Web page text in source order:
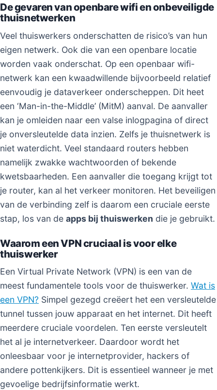
De gevaren van openbare wifi en onbeveiligde
thuisnetwerken
Veel thuiswerkers onderschatten de risico’s van hun
eigen netwerk. Ook die van een openbare locatie
worden vaak onderschat. Op een openbaar wifi-
netwerk kan een kwaadwillende bijvoorbeeld relatief
eenvoudig je dataverkeer onderscheppen. Dit heet
een ‘Man-in-the-Middle’ (MitM) aanval. De aanvaller
kan je omleiden naar een valse inlogpagina of direct
je onversleutelde data inzien. Zelfs je thuisnetwerk is
niet waterdicht. Veel standaard routers hebben
namelijk zwakke wachtwoorden of bekende
kwetsbaarheden. Een aanvaller die toegang krijgt tot
je router, kan al het verkeer monitoren. Het beveiligen
van de verbinding zelf is daarom een cruciale eerste
stap, los van de apps bij thuiswerken die je gebruikt.
Waarom een VPN cruciaal is voor elke
thuiswerker
Een Virtual Private Network (VPN) is een van de
meest fundamentele tools voor de thuiswerker. Wat is
een VPN? Simpel gezegd creëert het een versleutelde
tunnel tussen jouw apparaat en het internet. Dit heeft
meerdere cruciale voordelen. Ten eerste versleutelt
het al je internetverkeer. Daardoor wordt het
onleesbaar voor je internetprovider, hackers of
andere pottenkijkers. Dit is essentieel wanneer je met
gevoelige bedrijfsinformatie werkt.